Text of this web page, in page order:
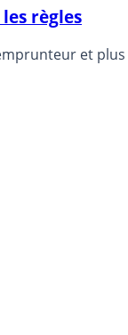
règles
et